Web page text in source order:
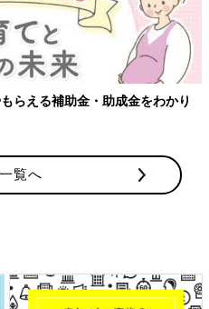
らえる補助金・助成金をわかり
覧へ